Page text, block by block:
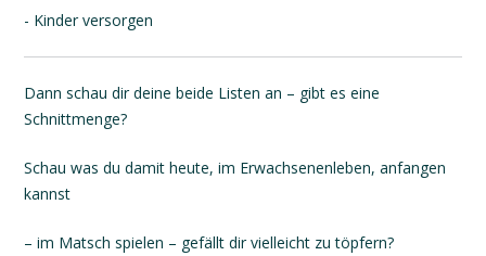
- Kinder versorgen
Dann schau dir deine beide Listen an – gibt es eine
Schnittmenge?
Schau was du damit heute, im Erwachsenenleben, anfangen
kannst
– im Matsch spielen – gefällt dir vielleicht zu töpfern?